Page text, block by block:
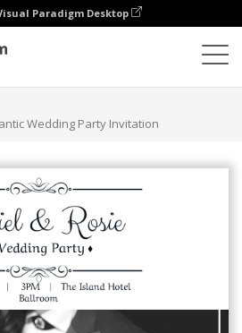
Paradigm Desktop
Wedding Party Invitation